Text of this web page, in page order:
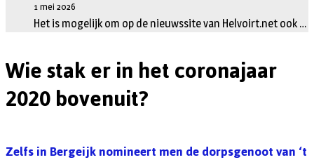
1 mei 2026
Het is mogelijk om op de nieuwssite van Helvoirt.net ook …
Wie stak er in het coronajaar
2020 bovenuit?
Zelfs in Bergeijk nomineert men de dorpsgenoot van ‘t